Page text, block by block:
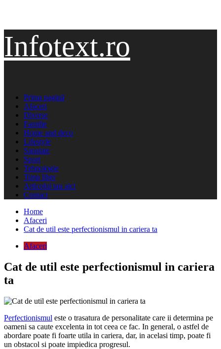
Infotext.ro
Primary
Menu
Prima pagină
Afaceri
Diverse
Familie
Home and deco
Lifestyle
Sanatate
Sport
Tehnologie
Timp liber
Articolul tau aici
Contact
Home
Afaceri
Cat de util este perfectionismul in cariera ta
Afaceri
Cat de util este perfectionismul in cariera
ta
Perfectionismul este o trasatura de personalitate care ii determina pe
oameni sa caute excelenta in tot ceea ce fac. In general, o astfel de
abordare poate fi foarte utila in cariera, dar, in acelasi timp, poate fi
un obstacol si poate impiedica progresul.